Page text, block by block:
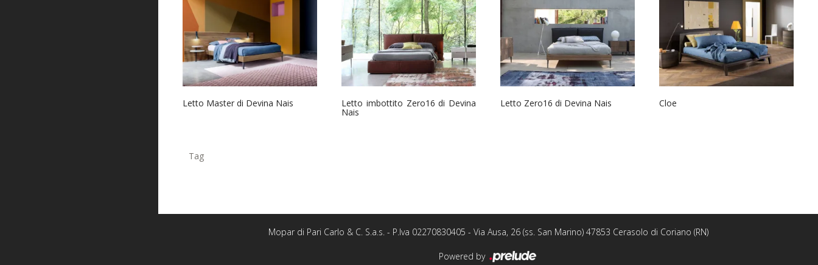
Letto Master di Devina Nais Letto imbottito Zero16 di Devina
Nais
Letto Zero16 di Devina Nais Cloe
Tag
Mopar di Pari Carlo & C. S.a.s. - P.Iva 02270830405 - Via Ausa, 26 (ss. San Marino) 47853 Cerasolo di Coriano (RN)
Powered by